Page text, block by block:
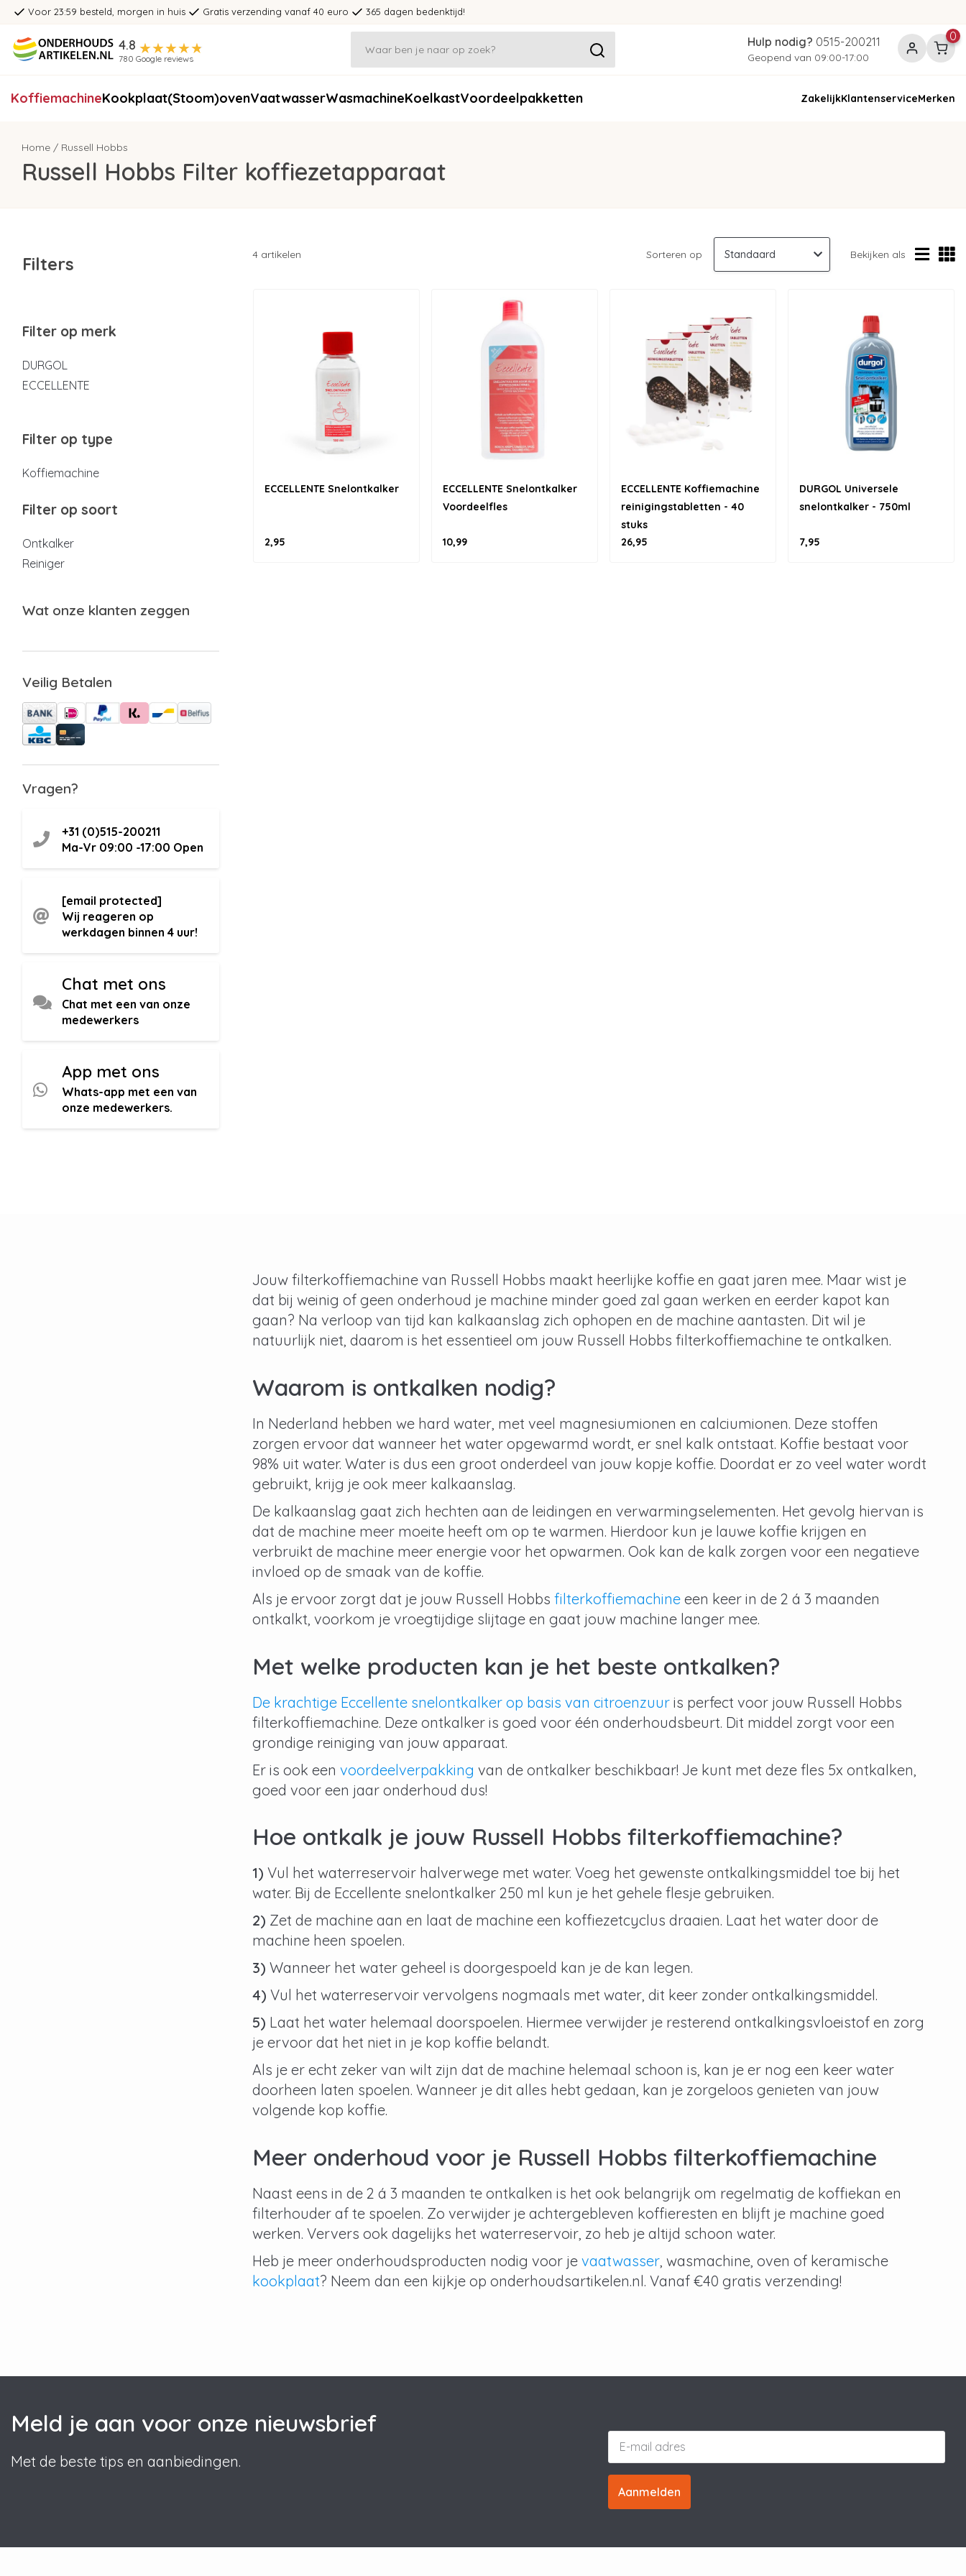
Voor 23:59 besteld, morgen in huis Gratis verzending vanaf 40 euro 365 dagen bedenktijd!
4.8
780 Google reviews
Hulp nodig? 0515-200211
Geopend van 09:00-17:00
0
KoffiemachineKookplaat(Stoom)ovenVaatwasserWasmachineKoelkastVoordeelpakketten ZakelijkKlantenserviceMerken
Home / Russell Hobbs
Russell Hobbs Filter koffiezetapparaat
Filters
Filter op merk
DURGOL
ECCELLENTE
Filter op type
Koffiemachine
Filter op soort
Ontkalker
Reiniger
Wat onze klanten zeggen
Veilig Betalen
Vragen?
+31 (0)515-200211
Ma-Vr 09:00 -17:00 Open
[email protected]
Wij reageren op
werkdagen binnen 4 uur!
Chat met ons
Chat met een van onze
medewerkers
App met ons
Whats-app met een van
onze medewerkers.
4 artikelen Sorteren op Bekijken als
ECCELLENTE Snelontkalker
2,95
ECCELLENTE Snelontkalker
Voordeelfles
10,99
ECCELLENTE Koffiemachine
reinigingstabletten - 40
stuks
26,95
DURGOL Universele
snelontkalker - 750ml
7,95
Jouw filterkoffiemachine van Russell Hobbs maakt heerlijke koffie en gaat jaren mee. Maar wist je
dat bij weinig of geen onderhoud je machine minder goed zal gaan werken en eerder kapot kan
gaan? Na verloop van tijd kan kalkaanslag zich ophopen en de machine aantasten. Dit wil je
natuurlijk niet, daarom is het essentieel om jouw Russell Hobbs filterkoffiemachine te ontkalken.
Waarom is ontkalken nodig?
In Nederland hebben we hard water, met veel magnesiumionen en calciumionen. Deze stoffen
zorgen ervoor dat wanneer het water opgewarmd wordt, er snel kalk ontstaat. Koffie bestaat voor
98% uit water. Water is dus een groot onderdeel van jouw kopje koffie. Doordat er zo veel water wordt
gebruikt, krijg je ook meer kalkaanslag.
De kalkaanslag gaat zich hechten aan de leidingen en verwarmingselementen. Het gevolg hiervan is
dat de machine meer moeite heeft om op te warmen. Hierdoor kun je lauwe koffie krijgen en
verbruikt de machine meer energie voor het opwarmen. Ook kan de kalk zorgen voor een negatieve
invloed op de smaak van de koffie.
Als je ervoor zorgt dat je jouw Russell Hobbs filterkoffiemachine een keer in de 2 á 3 maanden
ontkalkt, voorkom je vroegtijdige slijtage en gaat jouw machine langer mee.
Met welke producten kan je het beste ontkalken?
De krachtige Eccellente snelontkalker op basis van citroenzuur is perfect voor jouw Russell Hobbs
filterkoffiemachine. Deze ontkalker is goed voor één onderhoudsbeurt. Dit middel zorgt voor een
grondige reiniging van jouw apparaat.
Er is ook een voordeelverpakking van de ontkalker beschikbaar! Je kunt met deze fles 5x ontkalken,
goed voor een jaar onderhoud dus!
Hoe ontkalk je jouw Russell Hobbs filterkoffiemachine?
1) Vul het waterreservoir halverwege met water. Voeg het gewenste ontkalkingsmiddel toe bij het
water. Bij de Eccellente snelontkalker 250 ml kun je het gehele flesje gebruiken.
2) Zet de machine aan en laat de machine een koffiezetcyclus draaien. Laat het water door de
machine heen spoelen.
3) Wanneer het water geheel is doorgespoeld kan je de kan legen.
4) Vul het waterreservoir vervolgens nogmaals met water, dit keer zonder ontkalkingsmiddel.
5) Laat het water helemaal doorspoelen. Hiermee verwijder je resterend ontkalkingsvloeistof en zorg
je ervoor dat het niet in je kop koffie belandt.
Als je er echt zeker van wilt zijn dat de machine helemaal schoon is, kan je er nog een keer water
doorheen laten spoelen. Wanneer je dit alles hebt gedaan, kan je zorgeloos genieten van jouw
volgende kop koffie.
Meer onderhoud voor je Russell Hobbs filterkoffiemachine
Naast eens in de 2 á 3 maanden te ontkalken is het ook belangrijk om regelmatig de koffiekan en
filterhouder af te spoelen. Zo verwijder je achtergebleven koffieresten en blijft je machine goed
werken. Ververs ook dagelijks het waterreservoir, zo heb je altijd schoon water.
Heb je meer onderhoudsproducten nodig voor je vaatwasser , wasmachine, oven of keramische
kookplaat? Neem dan een kijkje op onderhoudsartikelen.nl. Vanaf €40 gratis verzending!
Meld je aan voor onze nieuwsbrief
Met de beste tips en aanbiedingen.
Aanmelden